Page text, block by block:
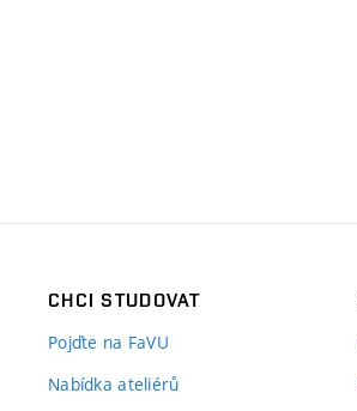
CHCI STUDOVAT
Pojďte na FaVU
Nabídka ateliérů